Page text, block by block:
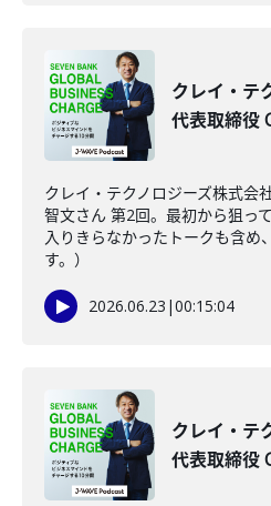
クレイ・テ
代表取締役
クレイ・テクノロジーズ株式会
智文さん 第2回。最初から狙っ
入りきらなかったトークも含め
す。）
2026.06.23 |00:15:04
クレイ・テ
代表取締役